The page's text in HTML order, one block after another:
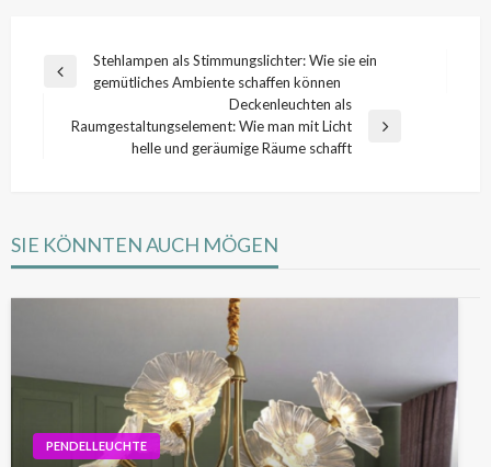
Beitragsnavigation
Previous
Stehlampen als Stimmungslichter: Wie sie ein
gemütliches Ambiente schaffen können
Next
Deckenleuchten als
Raumgestaltungselement: Wie man mit Licht
helle und geräumige Räume schafft
SIE KÖNNTEN AUCH MÖGEN
PENDELLEUCHTE